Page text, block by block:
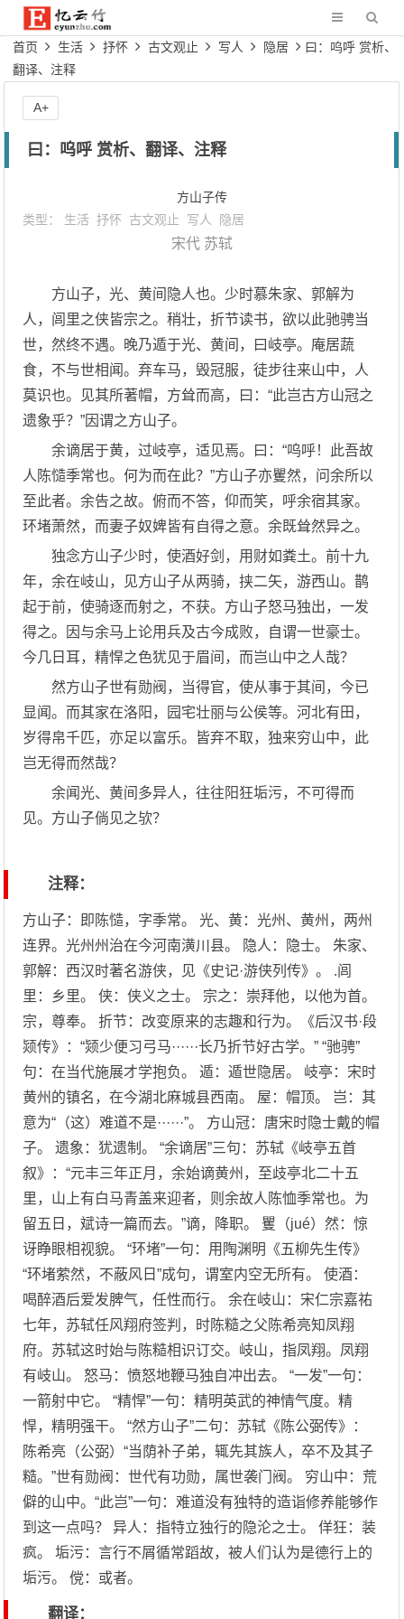
首页 生活 抒怀 古文观止 写人 隐居
曰：呜呼 赏析、
翻译、注释
曰：呜呼 赏析、翻译、注释
方山子传
类型： 生活 抒怀 古文观止 写人 隐居
宋代 苏轼
方山子，光、黄间隐人也。少时慕朱家、郭解为
人，闾里之侠皆宗之。稍壮，折节读书，欲以此驰骋当
世，然终不遇。晚乃遁于光、黄间，曰岐亭。庵居蔬
食，不与世相闻。弃车马，毁冠服，徒步往来山中，人
莫识也。见其所著帽，方耸而高，曰：“此岂古方山冠之
遗象乎？”因谓之方山子。
余谪居于黄，过岐亭，适见焉。曰：“呜呼！此吾故
人陈慥季常也。何为而在此？”方山子亦矍然，问余所以
至此者。余告之故。俯而不答，仰而笑，呼余宿其家。
环堵萧然，而妻子奴婢皆有自得之意。余既耸然异之。
独念方山子少时，使酒好剑，用财如粪土。前十九
年，余在岐山，见方山子从两骑，挟二矢，游西山。鹊
起于前，使骑逐而射之，不获。方山子怒马独出，一发
得之。因与余马上论用兵及古今成败，自谓一世豪士。
今几日耳，精悍之色犹见于眉间，而岂山中之人哉？
然方山子世有勋阀，当得官，使从事于其间，今已
显闻。而其家在洛阳，园宅壮丽与公侯等。河北有田，
岁得帛千匹，亦足以富乐。皆弃不取，独来穷山中，此
岂无得而然哉？
余闻光、黄间多异人，往往阳狂垢污，不可得而
见。方山子倘见之欤？
注释：
方山子：即陈慥，字季常。 光、黄：光州、黄州，两州
连界。光州州治在今河南潢川县。 隐人：隐士。 朱家、
郭解：西汉时著名游侠，见《史记·游侠列传》。 .闾
里：乡里。 侠：侠义之士。 宗之：崇拜他，以他为首。
宗，尊奉。 折节：改变原来的志趣和行为。《后汉书·段
颎传》：“颎少便习弓马······长乃折节好古学。” “驰骋”
句：在当代施展才学抱负。 遁：遁世隐居。 岐亭：宋时
黄州的镇名，在今湖北麻城县西南。 屋：帽顶。 岂：其
意为“（这）难道不是······”。 方山冠：唐宋时隐士戴的帽
子。 遗象：犹遗制。 “余谪居”三句：苏轼《岐亭五首
叙》：“元丰三年正月，余始谪黄州，至歧亭北二十五
里，山上有白马青盖来迎者，则余故人陈恤季常也。为
留五日，斌诗一篇而去。”谪，降职。 矍（jué）然：惊
讶睁眼相视貌。 “环堵”一句：用陶渊明《五柳先生传》
“环堵萦然，不蔽风日”成句，谓室内空无所有。 使酒：
喝醉酒后爱发脾气，任性而行。 余在岐山：宋仁宗嘉祐
七年，苏轼任风翔府签判，时陈糙之父陈希亮知凤翔
府。苏轼这时始与陈糙相识订交。岐山，指凤翔。凤翔
有岐山。 怒马：愤怒地鞭马独自冲出去。 “一发”一句：
一箭射中它。 “精悍”一句：精明英武的神情气度。精
悍，精明强干。 “然方山子”二句：苏轼《陈公弼传》：
陈希亮（公弼）“当荫补子弟，辄先其族人，卒不及其子
糙。”世有勋阀：世代有功勋，属世袭门阀。 穷山中：荒
僻的山中。“此岂”一句：难道没有独特的造诣修养能够作
到这一点吗？ 异人：指特立独行的隐沦之士。 佯狂：装
疯。 垢污：言行不屑循常蹈故，被人们认为是德行上的
垢污。 傥：或者。
翻译：
A+